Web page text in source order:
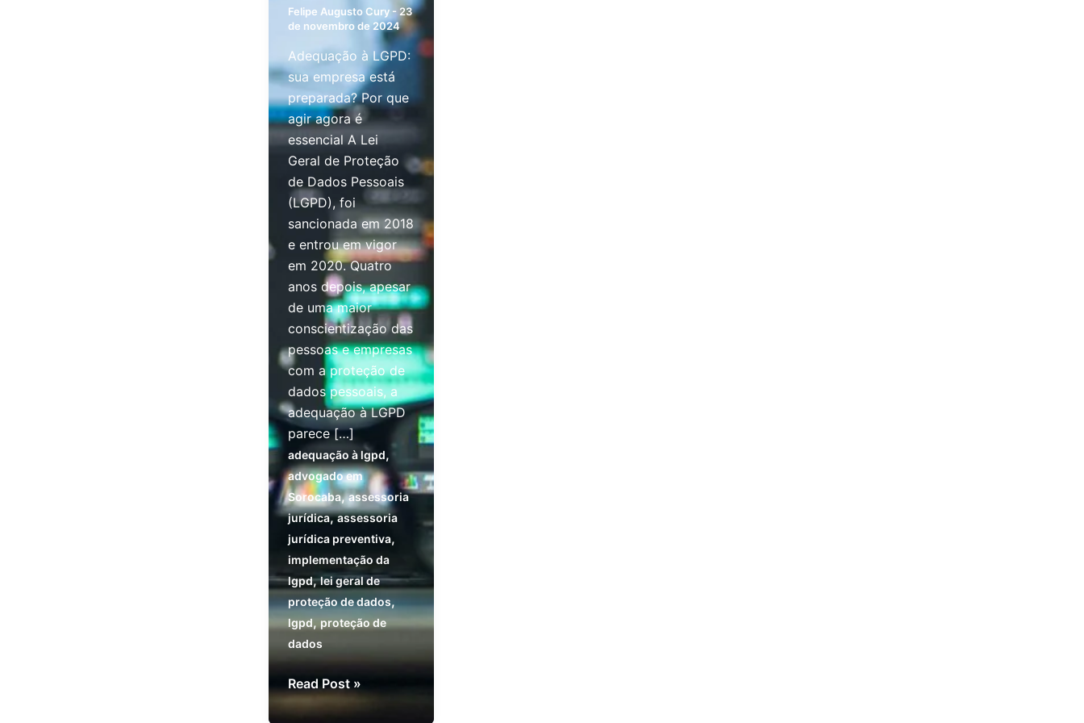
Felipe Augusto Cury - 23
de novembro de 2024
Adequação à LGPD:
sua empresa está
preparada? Por que
agir agora é
essencial A Lei
Geral de Proteção
de Dados Pessoais
(LGPD), foi
sancionada em 2018
e entrou em vigor
em 2020. Quatro
anos depois, apesar
de uma maior
conscientização das
pessoas e empresas
com a proteção de
dados pessoais, a
adequação à LGPD
parece […]
adequação à lgpd,
advogado em
Sorocaba,assessoria
jurídica,assessoria
jurídica preventiva,
implementação da
lgpd,lei geral de
proteção de dados,
lgpd, proteção de
dados
Ainda
há
Read Post »